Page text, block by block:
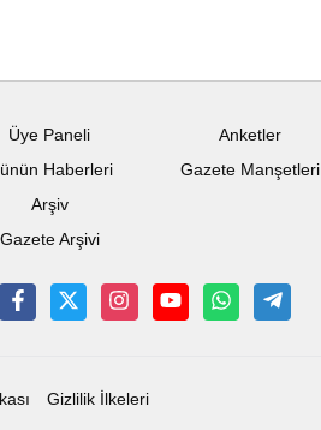
Üye Paneli
Haberleri
Arşiv
Gazete Arşivi
Anketler
Gazete Manşetleri
Gizlilik İlkeleri